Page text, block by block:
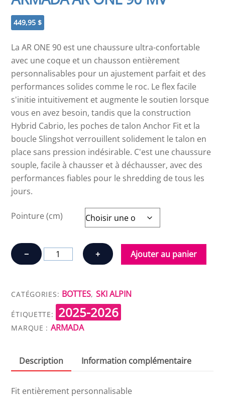
449,95 $
La AR ONE 90 est une chaussure ultra-confortable
avec une coque et un chausson entièrement
personnalisables pour un ajustement parfait et des
performances solides comme le roc. Le flex facile
s'initie intuitivement et augmente le soutien lorsque
vous en avez besoin, tandis que la construction
Hybrid Cabrio, les poches de talon Anchor Fit et la
boucle Slingshot verrouillent solidement le talon en
place sans pression indésirable. C'est une chaussure
souple, facile à chausser et à déchausser, avec des
performances fiables pour le shredding de tous les
jours.
Pointure (cm)
−
quantité
de
ONE
90
MV
+ Ajouter au panier
CATÉGORIES: BOTTES, SKI ALPIN
ÉTIQUETTE: 2025-2026
MARQUE : ARMADA
Description Information complémentaire
Fit entièrement personnalisable